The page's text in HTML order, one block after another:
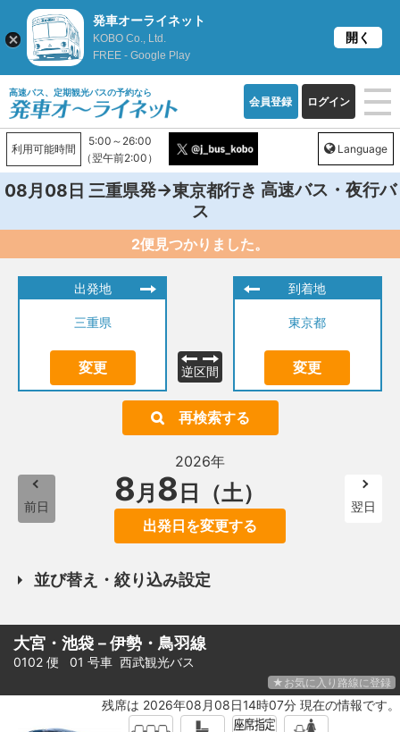
高速バス、定期観光バスの予約なら
会員登録 ログイン
利用可能時間
5:00～26:00
（翌午前2:00）
Language
08月08日 三重県発→東京都行き 高速バス・夜行バ
ス
2便見つかりました。
出発地
三重県
変更 逆区間
到着地
東京都
変更
再検索する
前日
2026年
8月 8 日（土）
出発日を変更する
翌日
並び替え・絞り込み設定
大宮・池袋－伊勢・鳥羽線
0102 便 01 号車 西武観光バス
★お気に入り路線に登録
残席は 2026年08月08日14時07分 現在の情報です。
発車オーライネット
KOBO Co., Ltd.
FREE - Google Play
開く